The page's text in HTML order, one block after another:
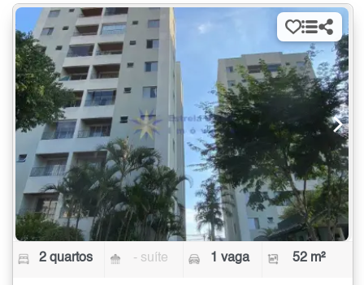
2 quartos - suíte 1 vaga 52 m²